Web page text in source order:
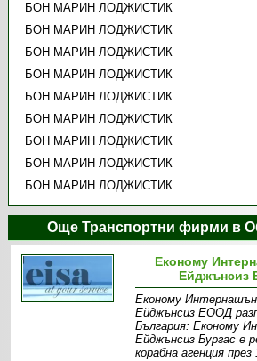
БОН МАРИН ЛОДЖИСТИК
БОН МАРИН ЛОДЖИСТИК
БОН МАРИН ЛОДЖИСТИК
БОН МАРИН ЛОДЖИСТИК
БОН МАРИН ЛОДЖИСТИК
БОН МАРИН ЛОДЖИСТИК
БОН МАРИН ЛОДЖИСТИК
БОН МАРИН ЛОДЖИСТИК
БОН МАРИН ЛОДЖИСТИК
Още Транспортни фирми в
Економу
Ейджънсиз
Економу
Ейджънсиз ЕООД
България: Економу
Ейджънсиз Бургас е
корабна агенция